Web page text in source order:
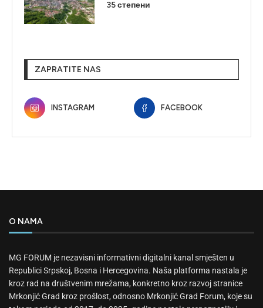
35 степени
ZAPRATITE NAS
INSTAGRAM FACEBOOK
O NAMA
MG FORUM je nezavisni informativni digitalni kanal smješten u
Republici Srpskoj, Bosna i Hercegovina. Naša platforma nastala je
kroz rad na društvenim mrežama, konkretno kroz razvoj stranice
Mrkonjić Grad kroz prošlost, odnosno Mrkonjić Grad Forum, koje su